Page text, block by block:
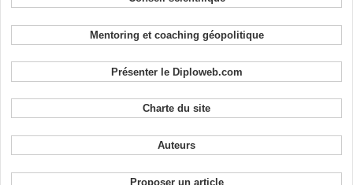
Mentoring et coaching géopolitique
Présenter le Diploweb.com
Charte du site
Auteurs
Proposer un article